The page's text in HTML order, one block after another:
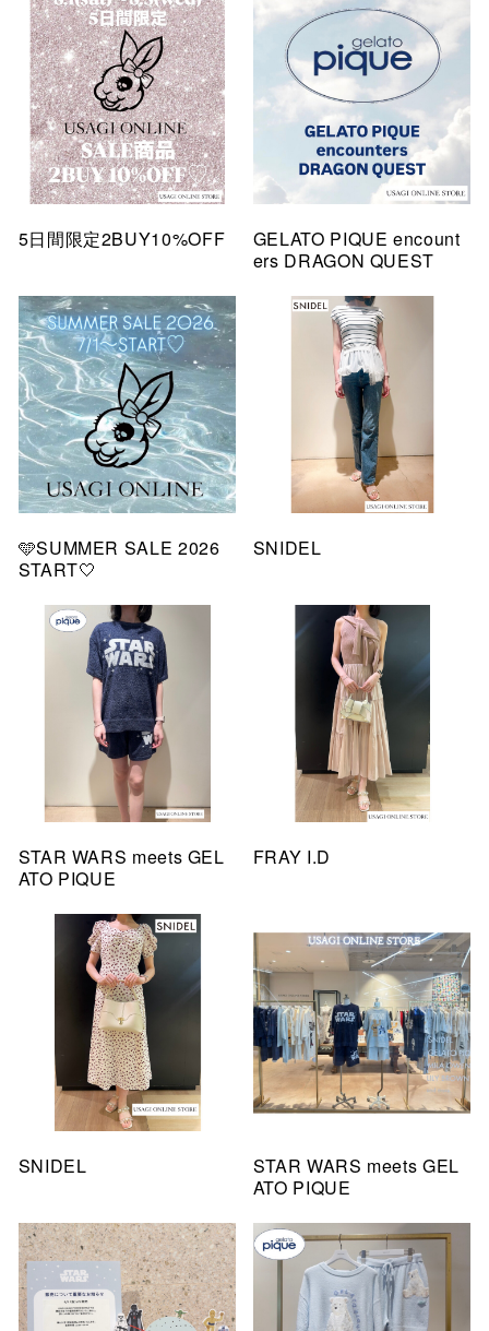
5日間限定2BUY10%OFF
GELATO PIQUE encount
ers DRAGON QUEST
🩵SUMMER SALE 2026
START🤍
SNIDEL
STAR WARS meets GEL
ATO PIQUE
FRAY I.D
SNIDEL
STAR WARS meets GEL
ATO PIQUE